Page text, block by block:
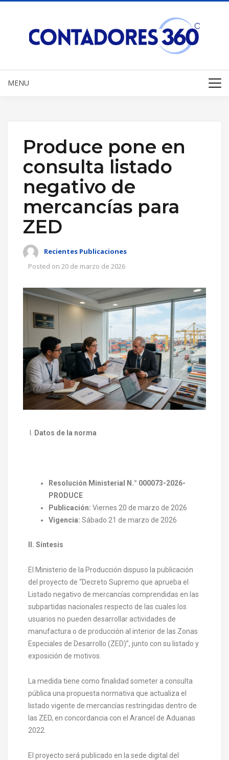
MENU
Produce pone en
consulta listado
negativo de
mercancías para
ZED
Recientes Publicaciones
Posted on 20 de marzo de 2026
Datos de la norma
Resolución Ministerial N.° 000073-2026-
PRODUCE
Publicación: Viernes 20 de marzo de 2026
Vigencia: Sábado 21 de marzo de 2026
II. Síntesis
El Ministerio de la Producción dispuso la publicación
del proyecto de “Decreto Supremo que aprueba el
Listado negativo de mercancías comprendidas en las
subpartidas nacionales respecto de las cuales los
usuarios no pueden desarrollar actividades de
manufactura o de producción al interior de las Zonas
Especiales de Desarrollo (ZED)”, junto con su listado y
exposición de motivos.
La medida tiene como finalidad someter a consulta
pública una propuesta normativa que actualiza el
listado vigente de mercancías restringidas dentro de
las ZED, en concordancia con el Arancel de Aduanas
2022.
El proyecto será publicado en la sede digital del